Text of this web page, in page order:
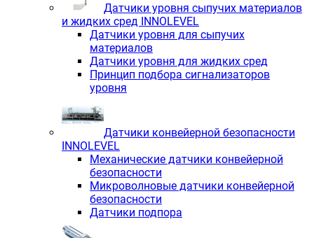
Датчики уровня сыпучих материалов
и жидких сред INNOLEVEL
Датчики уровня для сыпучих
материалов
Датчики уровня для жидких сред
Принцип подбора сигнализаторов
уровня
Датчики конвейерной безопасности
INNOLEVEL
Механические датчики конвейерной
безопасности
Микроволновые датчики конвейерной
безопасности
Датчики подпора